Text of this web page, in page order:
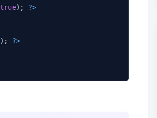
true); ?>
); ?>